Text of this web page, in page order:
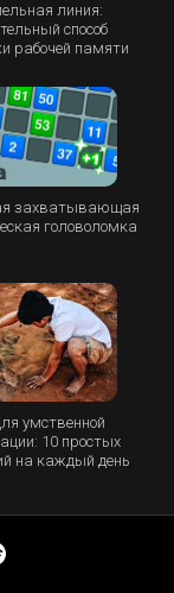
линия:
способ
рабочей памяти
захватывающая
головоломка
умственной
10 простых
на каждый день